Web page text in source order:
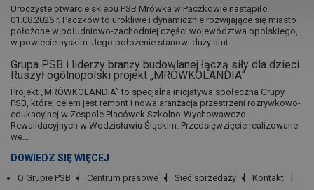
Uroczyste otwarcie sklepu PSB Mrówka w Paczkowie nastąpiło
01.08.2026 r. Paczków to urokliwe i dynamicznie rozwijające się miasto
położone w południowo-zachodniej części województwa opolskiego,
w powiecie nyskim. Jego położenie stanowi duży atut...
Grupa PSB i liderzy branży budowlanej łączą siły dla dzieci.
Ruszył ogólnopolski projekt „MRÓWKOLANDIA”
Projekt „MRÓWKOLANDIA” to specjalna inicjatywa społeczna Grupy
PSB, której celem jest remont i nowa aranżacja przestrzeni rozrywkowo-
edukacyjnej w Zespole Placówek Szkolno-Wychowawczo-
Rewalidacyjnych w Wodzisławiu Śląskim. Przedsięwzięcie realizowane
we...
DOWIEDZ SIĘ WIĘCEJ
O Grupie PSB Centrum prasowe Sieć sprzedaży
Kontakt